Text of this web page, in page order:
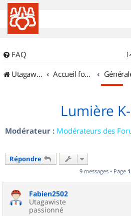
FAQ
UtagawaVTT (Randos VTT et VTTAE avec traces GPS)
Accueil forum
Lumière
Modérateur : Modérateurs des
Répondre
9 messages • Page 1
Fabien2502
Utagawiste
passionné